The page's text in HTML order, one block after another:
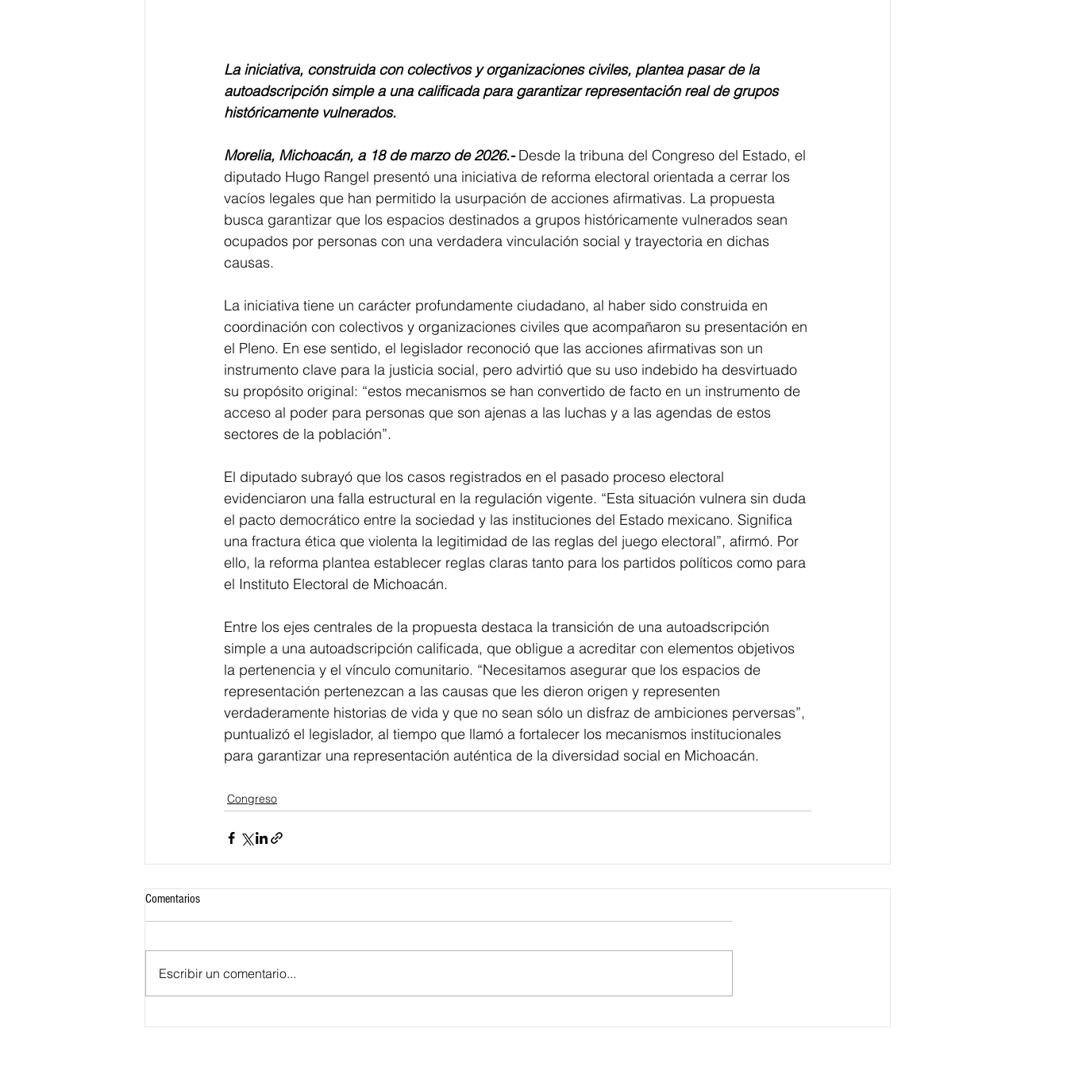
La iniciativa, construida con colectivos y organizaciones civiles, plantea pasar de la
autoadscripción simple a una calificada para garantizar representación real de grupos
históricamente vulnerados.
Morelia, Michoacán, a 18 de marzo de 2026.- Desde la tribuna del Congreso del Estado, el
diputado Hugo Rangel presentó una iniciativa de reforma electoral orientada a cerrar los
vacíos legales que han permitido la usurpación de acciones afirmativas. La propuesta
busca garantizar que los espacios destinados a grupos históricamente vulnerados sean
ocupados por personas con una verdadera vinculación social y trayectoria en dichas
causas.
La iniciativa tiene un carácter profundamente ciudadano, al haber sido construida en
coordinación con colectivos y organizaciones civiles que acompañaron su presentación en
el Pleno. En ese sentido, el legislador reconoció que las acciones afirmativas son un
instrumento clave para la justicia social, pero advirtió que su uso indebido ha desvirtuado
su propósito original: “estos mecanismos se han convertido de facto en un instrumento de
acceso al poder para personas que son ajenas a las luchas y a las agendas de estos
sectores de la población”.
El diputado subrayó que los casos registrados en el pasado proceso electoral
evidenciaron una falla estructural en la regulación vigente. “Esta situación vulnera sin duda
el pacto democrático entre la sociedad y las instituciones del Estado mexicano. Significa
una fractura ética que violenta la legitimidad de las reglas del juego electoral”, afirmó. Por
ello, la reforma plantea establecer reglas claras tanto para los partidos políticos como para
el Instituto Electoral de Michoacán.
Entre los ejes centrales de la propuesta destaca la transición de una autoadscripción
simple a una autoadscripción calificada, que obligue a acreditar con elementos objetivos
la pertenencia y el vínculo comunitario. “Necesitamos asegurar que los espacios de
representación pertenezcan a las causas que les dieron origen y representen
verdaderamente historias de vida y que no sean sólo un disfraz de ambiciones perversas”,
puntualizó el legislador, al tiempo que llamó a fortalecer los mecanismos institucionales
para garantizar una representación auténtica de la diversidad social en Michoacán.
Congreso
Comentarios
Escribir un comentario...